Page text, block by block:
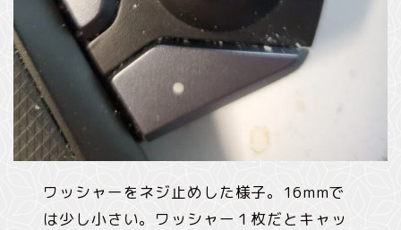
ワッシャーをネジ止めした様子。16mmで
は少し小さい。ワッシャー１枚だとキャッ